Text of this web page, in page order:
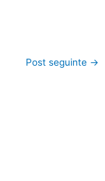
Post seguinte →